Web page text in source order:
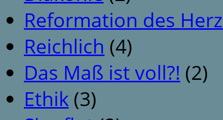
Reformation des
Reichlich (4)
Das Maß ist voll?! (2)
Ethik (3)